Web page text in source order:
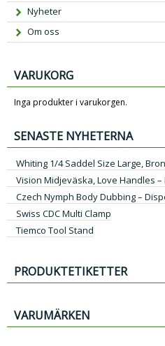
Nyheter
Om oss
VARUKORG
Inga produkter i varukorgen.
SENASTE NYHETERNA
Whiting 1/4 Saddel Size Large,
Vision Midjeväska, Love Handles
Czech Nymph Body Dubbing –
Swiss CDC Multi Clamp
Tiemco Tool Stand
PRODUKTETIKETTER
VARUMÄRKEN